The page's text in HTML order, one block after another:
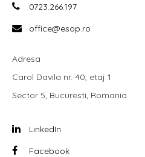
0723.266.197
office@esop.ro
Adresa
Carol Davila nr. 40, etaj 1
Sector 5, Bucuresti, Romania
LinkedIn
Facebook